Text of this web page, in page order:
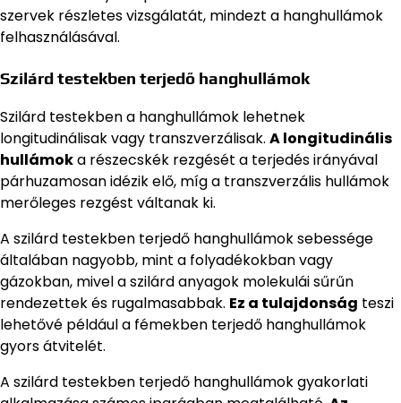
szervek részletes vizsgálatát, mindezt a hanghullámok
felhasználásával.
Szilárd testekben terjedő hanghullámok
Szilárd testekben a hanghullámok lehetnek
longitudinálisak vagy transzverzálisak. A longitudinális
hullámoka részecskék rezgését a terjedés irányával
párhuzamosan idézik elő, míg a transzverzális hullámok
merőleges rezgést váltanak ki.
A szilárd testekben terjedő hanghullámok sebessége
általában nagyobb, mint a folyadékokban vagy
gázokban, mivel a szilárd anyagok molekulái sűrűn
rendezettek és rugalmasabbak. Ez a tulajdonság teszi
lehetővé például a fémekben terjedő hanghullámok
gyors átvitelét.
A szilárd testekben terjedő hanghullámok gyakorlati